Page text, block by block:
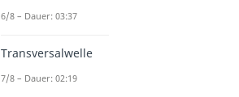
6/8 – Dauer: 03:37
Transversalwelle
7/8 – Dauer: 02:19